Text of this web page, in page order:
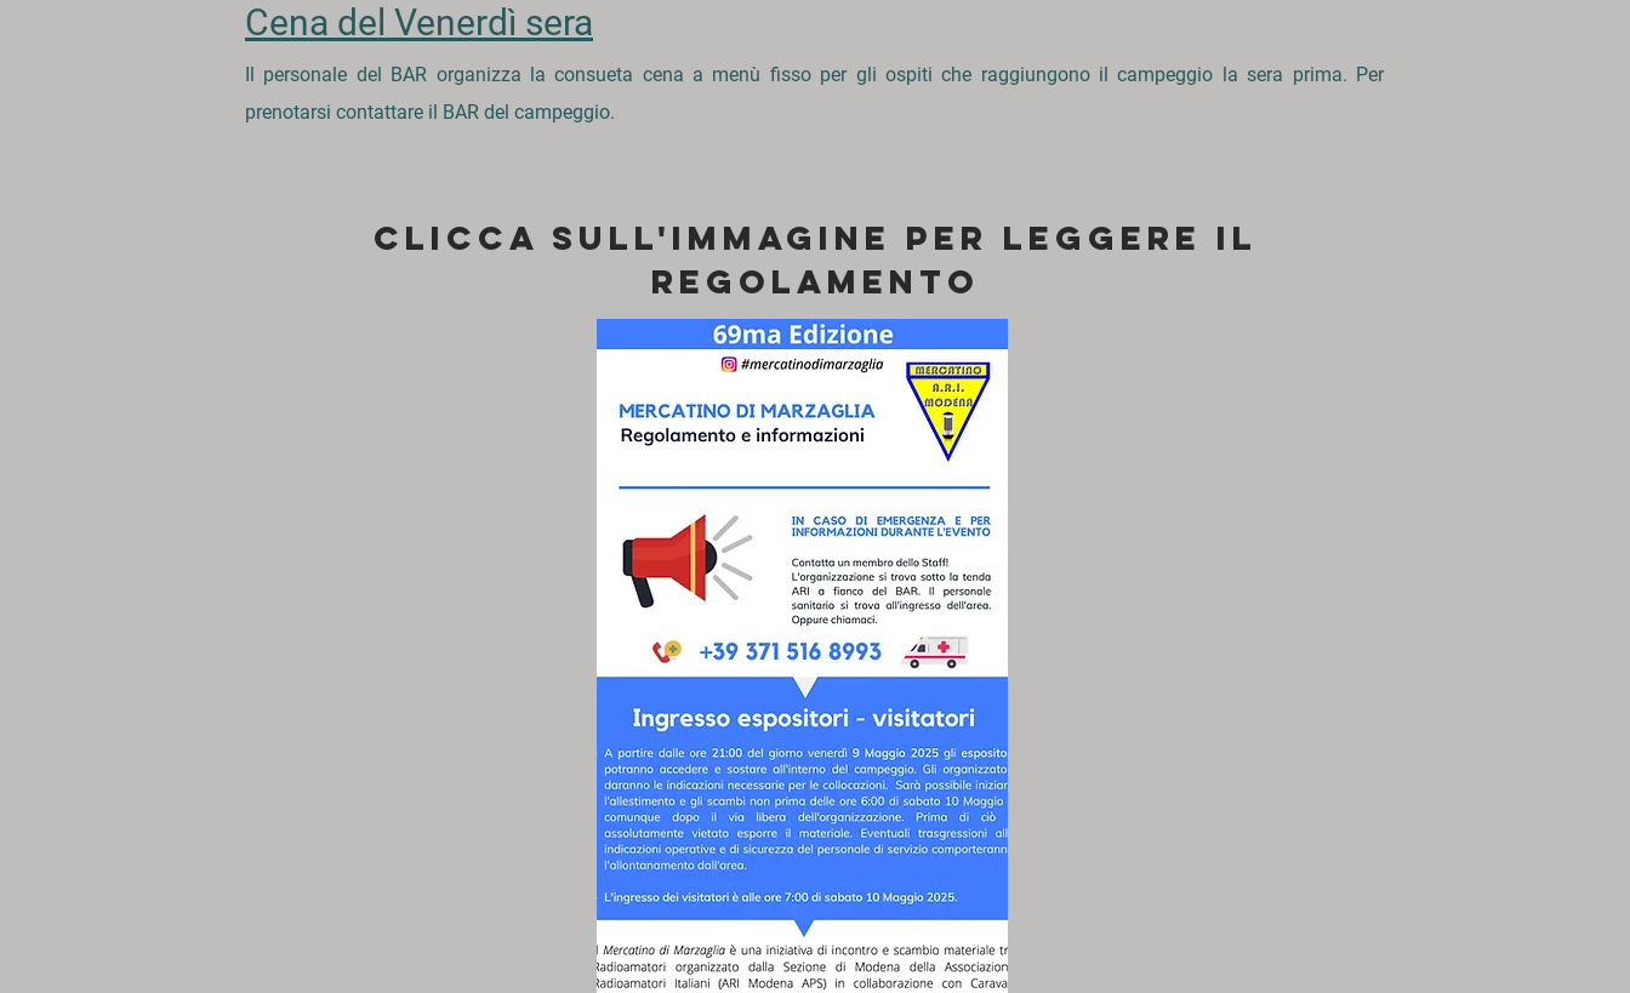
Cena del Venerdì sera
Il personale del BAR organizza la consueta cena a menù fisso per gli ospiti che raggiungono il campeggio la sera prima. Per
prenotarsi contattare il BAR del campeggio.
Clicca sull'immagine per leggere il
REGOLAMENTO